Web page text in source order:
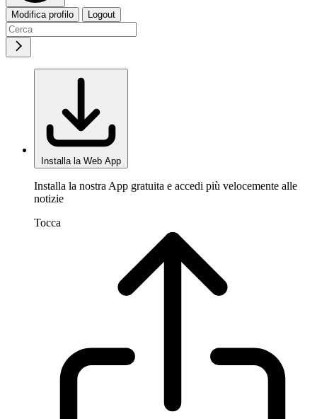
Modifica profilo Logout
Installa la Web App
Installa la nostra App gratuita e accedi più velocemente alle
notizie
Tocca